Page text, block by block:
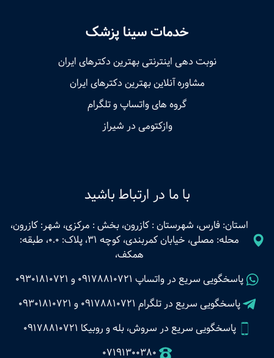
خدمات سینا پزشک
نوبت‌ دهی اینترنتی بهترین دکترهای ایران
مشاوره آنلاین بهترین دکترهای ایران
گروه های واتساپ و تلگرام
وازکتومی در شیراز
با ما در ارتباط باشید
استان: فارس، شهرستان : کازرون، بخش : مرکزی، شهر: کازرون،
محله: مصلی، خیابان کمربندی، کوچه 31، پلاک: 0.0، طبقه:
همکف،
پاسخگویی سریع در واتساپ 09178810721 و 09301810721
پاسخگویی سریع در تلگرام 09178810721 و 09301810721
پاسخگویی سریع در سروش، بله و روبیکا 09178810721
07191300380